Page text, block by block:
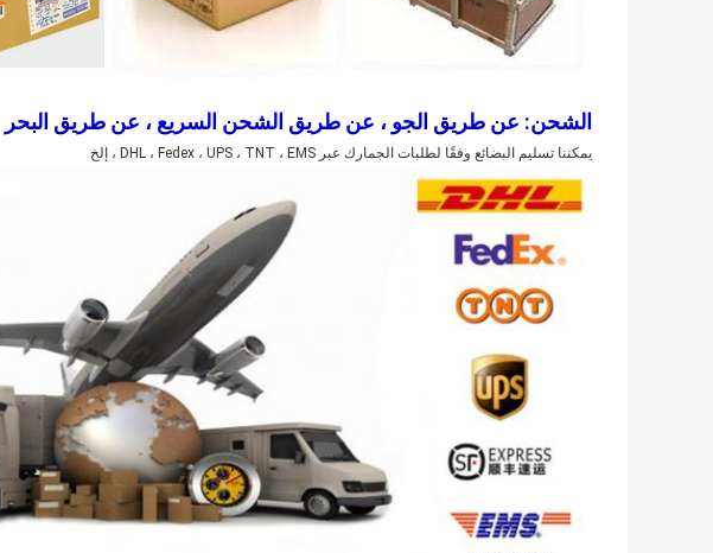
الشحن: عن طريق الجو ، عن طريق الشحن السريع ، عن طريق البحر
يمكننا تسليم البضائع وفقًا لطلبات الجمارك عبر DHL ، Fedex ، UPS ، TNT ، EMS ، إلخ